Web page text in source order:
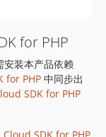
for PHP
安装本产品依赖
for PHP 中同步出
SDK for PHP